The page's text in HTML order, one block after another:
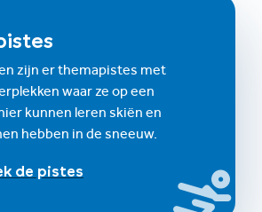
zijn er themapistes met
waar ze op een
kunnen leren skiën en
hebben in de sneeuw.
de pistes